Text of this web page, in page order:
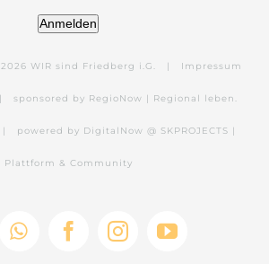
Anmelden
2026 WIR sind Friedberg i.G. | Impressum
sponsored by RegioNow | Regional leben.
powered by DigitalNow @ SKPROJECTS |
Plattform & Community
WhatsAppFacebookInstagramYouTube